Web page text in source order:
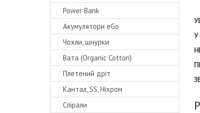
Power Bank
Акумулятори eGo
Чохли, шнурки
Вата (Organic Cotton)
Плетений дріт
Кантал, SS, Ніхром
Спірали
У